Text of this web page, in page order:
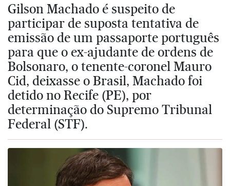
Gilson Machado é suspeito de
participar de suposta tentativa de
emissão de um passaporte português
para que o ex-ajudante de ordens de
Bolsonaro, o tenente-coronel Mauro
Cid, deixasse o Brasil, Machado foi
detido no Recife (PE), por
determinação do Supremo Tribunal
Federal (STF).